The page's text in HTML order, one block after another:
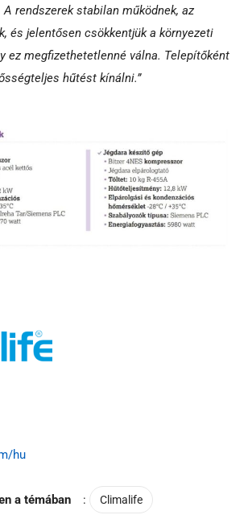
rendszerek stabilan működnek, az
és jelentősen csökkentjük a környezeti
ez megfizethetetlenné válna. Telepítőként
hűtést kínálni.”
hu
a témában : Climalife